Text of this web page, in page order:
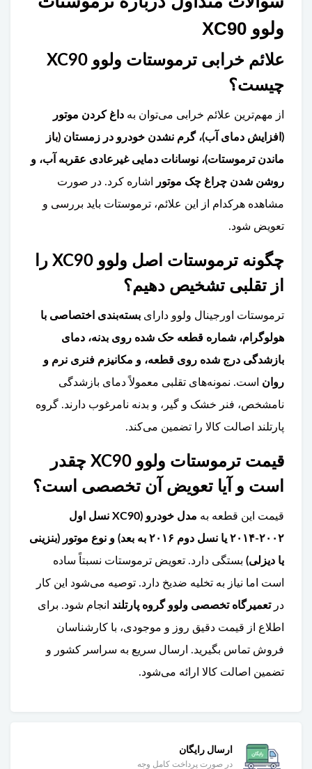
ولوو XC90
علائم خرابی ترموستات ولوو XC90
چیست؟
از مهم‌ترین علائم خرابی می‌توان به داغ کردن موتور
(افزایش دمای آب)، گرم نشدن خودرو در زمستان (باز
ماندن ترموستات)، نوسانات دمایی غیرعادی عقربه آب، و
روشن شدن چراغ چک موتور
اشاره کرد. در صورت
مشاهده هرکدام از این علائم، ترموستات باید بررسی و
تعویض شود.
چگونه ترموستات اصل ولوو XC90 را
از تقلبی تشخیص دهیم؟
ترموستات اورجینال ولوو دارای بسته‌بندی اختصاصی با
هولوگرام، شماره قطعه حک شده روی بدنه، دمای
بازشدگی درج شده روی قطعه، و مکانیزم فنری نرم و
روان است. نمونه‌های تقلبی معمولاً دمای بازشدگی
نامشخص، فنر خشک و گیر، و بدنه نامرغوب دارند. گروه
پارتلند اصالت کالا را تضمین می‌کند.
قیمت ترموستات ولوو XC90 چقدر
است و آیا تعویض آن تخصصی است؟
قیمت این قطعه به
مدل خودرو (XC90 نسل اول
۲۰۰۲-۲۰۱۴ یا نسل دوم ۲۰۱۶ به بعد) و نوع موتور (بنزینی
یا دیزلی) بستگی دارد. تعویض ترموستات نسبتاً ساده
است اما نیاز به تخلیه ضدیخ دارد. توصیه می‌شود این کار
درتعمیرگاه تخصصی ولوو گروه پارتلند انجام شود. برای
اطلاع از قیمت دقیق روز و موجودی، با کارشناسان
فروش تماس بگیرید. ارسال سریع به سراسر کشور و
تضمین اصالت کالا ارائه می‌شود.
ارسال رایگان
در صورت پرداخت کامل وجه